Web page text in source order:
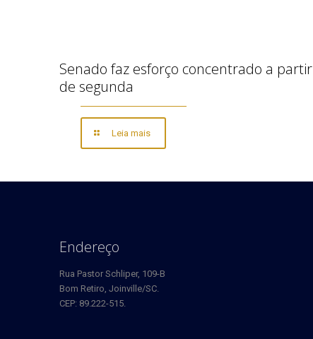
Senado faz esforço concentrado a partir
de segunda
Leia mais
Endereço
Rua Pastor Schliper, 109-B
Bom Retiro, Joinville/SC.
CEP: 89.222-515.